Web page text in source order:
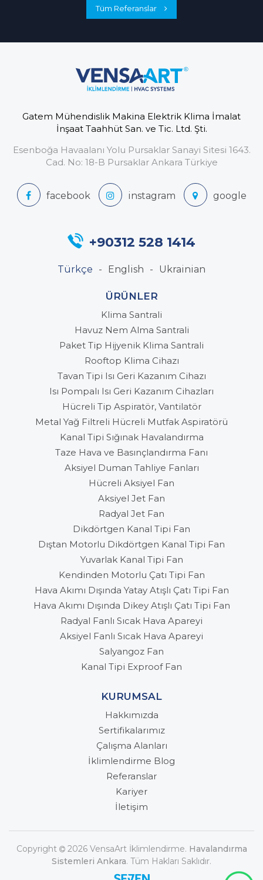
Tüm Referanslar
Gatem Mühendislik Makina Elektrik Klima İmalat
İnşaat Taahhüt San. ve Tic. Ltd. Şti.
Esenboğa Havaalanı Yolu Pursaklar Sanayi Sitesi 1643.
Cad. No: 18-B Pursaklar Ankara Türkiye
+90312 528 1414
Türkçe English Ukrainian
ÜRÜNLER
Klima Santrali
Havuz Nem Alma Santrali
Paket Tip Hijyenik Klima Santrali
Rooftop Klima Cihazı
Tavan Tipi Isı Geri Kazanım Cihazı
Isı Pompalı Isı Geri Kazanım Cihazları
Hücreli Tip Aspiratör, Vantilatör
Metal Yağ Filtreli Hücreli Mutfak Aspiratörü
Kanal Tipi Sığınak Havalandırma
Taze Hava ve Basınçlandırma Fanı
Aksiyel Duman Tahliye Fanları
Hücreli Aksiyel Fan
Aksiyel Jet Fan
Radyal Jet Fan
Dikdörtgen Kanal Tipi Fan
Dıştan Motorlu Dikdörtgen Kanal Tipi Fan
Yuvarlak Kanal Tipi Fan
Kendinden Motorlu Çatı Tipi Fan
Hava Akımı Dışında Yatay Atışlı Çatı Tipi Fan
Hava Akımı Dışında Dikey Atışlı Çatı Tipi Fan
Radyal Fanlı Sıcak Hava Apareyi
Aksiyel Fanlı Sıcak Hava Apareyi
Salyangoz Fan
Kanal Tipi Exproof Fan
KURUMSAL
Hakkımızda
Sertifikalarımız
Çalışma Alanları
İklimlendirme Blog
Referanslar
Kariyer
İletişim
Copyright 2026 VensaArt İklimlendirme. Havalandırma
Sistemleri Ankara. Tüm Hakları Saklıdır.